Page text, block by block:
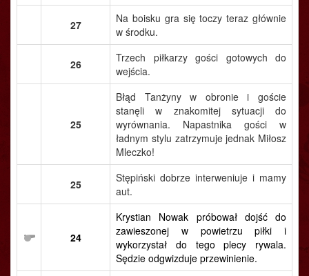
27
Na boisku gra się toczy teraz głównie
w środku.
26
Trzech piłkarzy gości gotowych do
wejścia.
25
Błąd Tanżyny w obronie i goście
stanęli w znakomitej sytuacji do
wyrównania. Napastnika gości w
ładnym stylu zatrzymuje jednak Miłosz
Mleczko!
25
Stępiński dobrze interweniuje i mamy
aut.
24
Krystian Nowak próbował dojść do
zawieszonej w powietrzu piłki i
wykorzystał do tego plecy rywala.
Sędzie odgwizduje przewinienie.